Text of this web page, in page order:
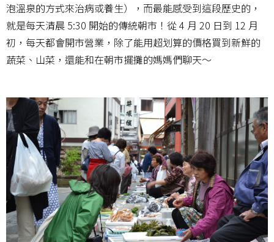
泡溫泉的方式來治病或養生），而最能感受到這段歷史的，
就是每天清晨 5:30 開始的傳統朝市！從 4 月 20 日到 12 月
初，每天都會開市營業，除了能用超划算的價格買到新鮮的
蔬菜、山菜，還能和在朝市擺攤的媽媽們聊天～